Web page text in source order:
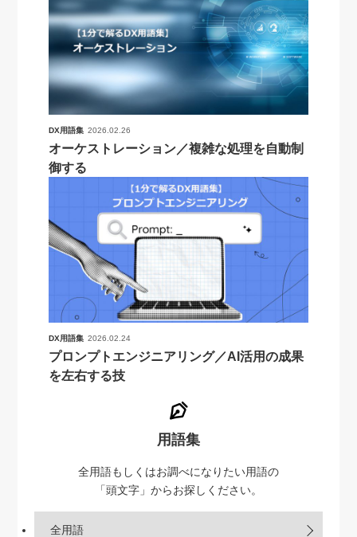
DX用語集 2026.02.26
オーケストレーション／複雑な処理を自動制
御する
DX用語集 2026.02.24
プロンプトエンジニアリング／AI活用の成果
を左右する技
用語集
全用語もしくはお調べになりたい用語の
「頭文字」からお探しください。
全用語